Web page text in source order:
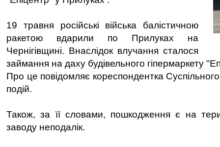
19 травня російські війська балістичною
ракетою вдарили по Прилуках на
Чернігівщині. Внаслідок влучання сталося
займання на даху будівельного гіпермаркету
Про це повідомляє кореспондентка
подій.
Також, за її словами, пошкодження є на
заводу неподалік.